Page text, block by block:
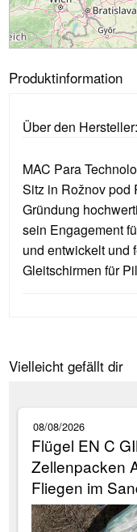
Produktinformation
Über den Hersteller:
MAC Para
Sitz in Rožnov pod
Gründung
sein Engagement
und entwickelt und
Gleitschirmen für
Vielleicht gefällt dir
08/08/2026
Flügel EN C
Zellenpacken
Fliegen im